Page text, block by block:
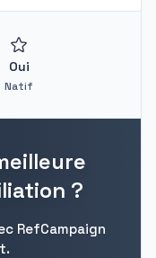
Oui
Natif
?
RefCampaign